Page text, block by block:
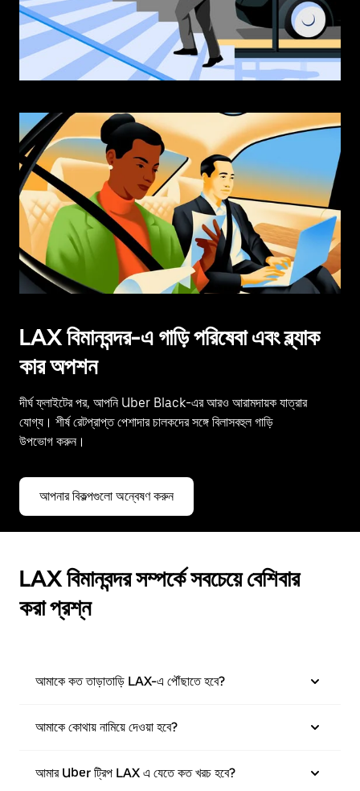
LAX বিমানবন্দর-এ গাড়ি পরিষেবা এবং ব্ল্যাক
কার অপশন
দীর্ঘ ফ্লাইটের পর, আপনি Uber Black-এর আরও আরামদায়ক যাত্রার
যোগ্য। শীর্ষ রেটপ্রাপ্ত পেশাদার চালকদের সঙ্গে বিলাসবহুল গাড়ি
উপভোগ করুন।
আপনার বিকল্পগুলো অন্বেষণ করুন
LAX বিমানবন্দর সম্পর্কে সবচেয়ে বেশিবার
করা প্রশ্ন
আমাকে কত তাড়াতাড়ি LAX-এ পৌঁছাতে হবে?
আমাকে কোথায় নামিয়ে দেওয়া হবে?
আমার Uber ট্রিপ LAX এ যেতে কত খরচ হবে?